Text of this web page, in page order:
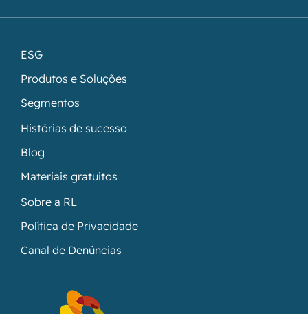
ESG
Produtos e Soluções
Segmentos
Histórias de sucesso
Blog
Materiais gratuitos
Sobre a RL
Política de Privacidade
Canal de Denúncias